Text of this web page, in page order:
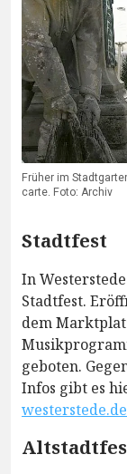
Früher im
carte. Foto: Archiv
Stadtfest
In
Stadtfest.
dem
geboten.
Infos gibt es